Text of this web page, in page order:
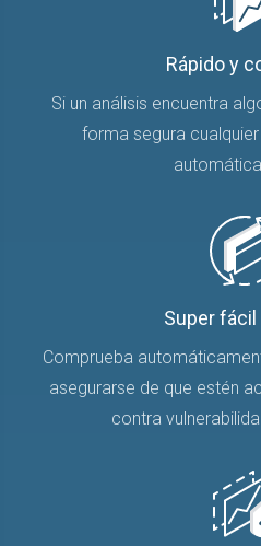
Rápido y
Si un análisis encuentra
forma segura
Super
Comprueba
asegurarse de que estén
contra